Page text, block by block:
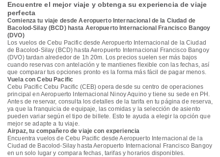
Encuentre el mejor viaje y obtenga su experiencia de viaje
perfecta
Comienza tu viaje desde Aeropuerto Internacional de la Ciudad de
Bacolod-Silay (BCD) hasta Aeropuerto Internacional Francisco Bangoy
(DVO)
Los vuelos de Cebu Pacific desde Aeropuerto Internacional de la Ciudad
de Bacolod-Silay (BCD) hasta Aeropuerto Internacional Francisco Bangoy
(DVO) tardan alrededor de 1h 20m. Los precios suelen ser más bajos
cuando reservas con antelación y te mantienes flexible con las fechas, así
que comparar tus opciones pronto es la forma más fácil de pagar menos.
Vuela con Cebu Pacific
Cebu Pacific Cebu Pacific (CEB) opera desde su centro de operaciones
principal en Aeropuerto Internacional Ninoy Aquino y tiene su sede en PH.
Antes de reservar, consulta los detalles de la tarifa en tu página de reserva,
ya que la franquicia de equipaje, las comidas y la selección de asiento
pueden variar según el tipo de billete. Esto te ayuda a elegir la opción que
mejor se adapte a tu viaje.
Airpaz, tu compañero de viaje con experiencia
Encuentra vuelos de Cebu Pacific desde Aeropuerto Internacional de la
Ciudad de Bacolod-Silay hasta Aeropuerto Internacional Francisco Bangoy
en un solo lugar y compara fechas, tarifas y horarios disponibles.